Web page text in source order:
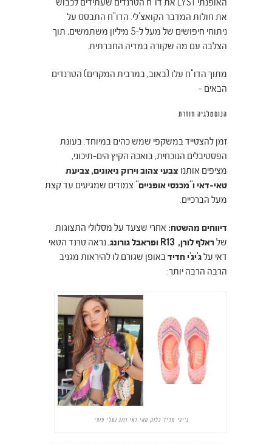
את חולות המדבר הקואצ'לי. הדו"ח התבסס על
ניתוחי חיפושים של מעל ל-5 מיליון משתמשים, תוך
הצלבה עם מה שקורה במדיה החברתית.
מתוך הדו"ח עלו (באוב, במרבית המקרים) הטרנדים
הבאים –
הנוסטלגיה חוזרת
זמן להצטייד במשקפי שמש כהים במיוחד. בעונת
הפסטיבלים הנוכחית, בואכה הקיץ הים-תיכוני,
מציפים אותנו צבעי צהוב וירוק ניאונים, צביעת
טאי-דאי ו"מכנסי אופניים" צמודים שמגיעים עד קצת
מעל הברכיים.
דיווחים מהשטח: אחרי שצעד על מסלולי התצוגות
שלראלף לורן, R13 ופראבל גורונג
, נראה טרנד הטאי
דאי עלג'יג'י חדידבאופן שגורם לו להיראות מגניב
הרבה הרבה יותר:
ג'יגי חדיד בלוק טאי דאי וזוג נעלי פופי